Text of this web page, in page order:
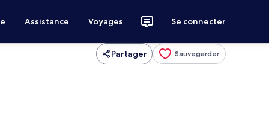
Assistance Voyages Se connecter
Partager Sauvegarder